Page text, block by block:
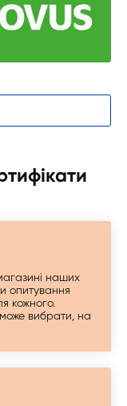
наших
опитування
кожного.
вибрати, на